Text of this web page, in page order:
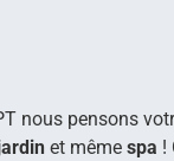
nous pensons
et même spa !